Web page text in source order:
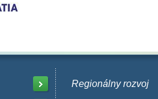
Regionálny rozvoj